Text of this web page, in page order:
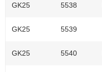
GK25 5538
GK25 5539
GK25 5540